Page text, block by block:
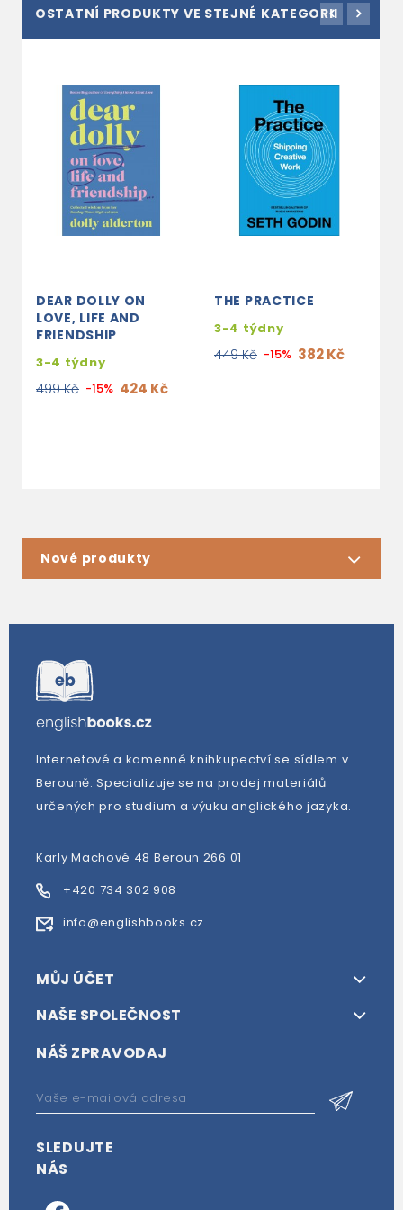
OSTATNÍ PRODUKTY VE STEJNÉ KATEGORII
DEAR DOLLY ON
LOVE, LIFE AND
FRIENDSHIP
3-4 týdny
499 Kč -15% 424 Kč
THE PRACTICE
3-4 týdny
449 Kč -15% 382 Kč
Nové produkty
Internetové a kamenné knihkupectví se sídlem v
Berouně. Specializuje se na prodej materiálů
určených pro studium a výuku anglického jazyka.
Karly Machové 48 Beroun 266 01
+420 734 302 908
info@englishbooks.cz
MŮJ ÚČET
NAŠE SPOLEČNOST
NÁŠ ZPRAVODAJ
SLEDUJTE
NÁS